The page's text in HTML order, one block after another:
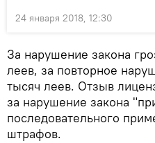
24 января 2018, 12:30
За нарушение закона
леев, за повторное
тысяч леев. Отзыв
за нарушение закона
последовательного
штрафов.